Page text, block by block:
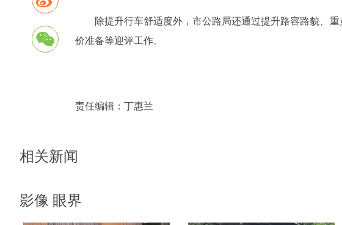
除提升行车舒适度外，市公路局还通过提升路容路貌、
价准备等迎评工作。
责任编辑： 丁惠兰
相关新闻
影像 眼界